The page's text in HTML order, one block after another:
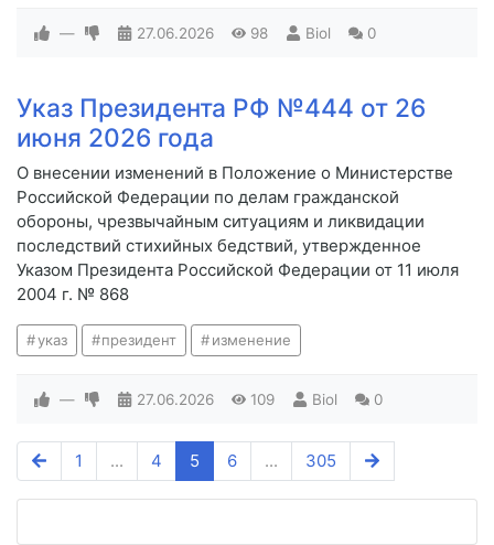
— 27.06.2026 98 Biol 0
Указ Президента РФ №444 от 26
июня 2026 года
О внесении изменений в Положение о Министерстве
Российской Федерации по делам гражданской
обороны, чрезвычайным ситуациям и ликвидации
последствий стихийных бедствий, утвержденное
Указом Президента Российской Федерации от 11 июля
2004 г. № 868
указ президент изменение
— 27.06.2026 109 Biol 0
1 ... 4 5 6 ... 305